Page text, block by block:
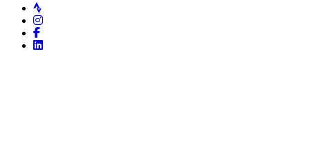
Strava
Instagram
Facebook
LinkedIn